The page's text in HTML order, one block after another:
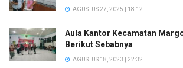
AGUSTUS 27, 2025 | 18:12
Aula Kantor Kecamatan
Berikut Sebabnya
AGUSTUS 18, 2023 | 22:32